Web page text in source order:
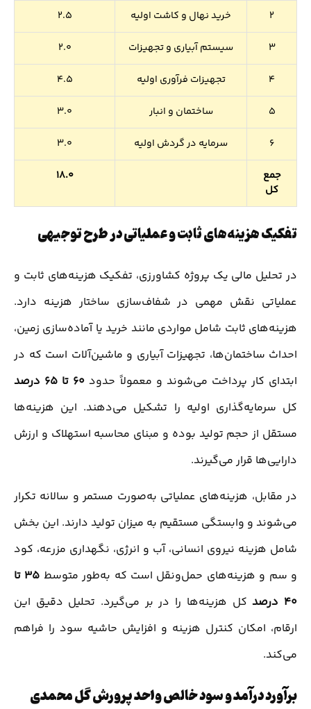
2 خرید نهال و کاشت اولیه 2.5
3 سیستم آبیاری و تجهیزات 2.0
4 تجهیزات فرآوری اولیه 4.5
5 ساختمان و انبار 3.0
6 سرمایه در گردش اولیه 3.0
جمع
کل
18.0
تفکیک هزینه‌های ثابت و عملیاتی در طرح توجیهی
در تحلیل مالی یک پروژه کشاورزی، تفکیک هزینه‌های ثابت و
عملیاتی نقش مهمی در شفاف‌سازی ساختار هزینه دارد.
هزینه‌های ثابت شامل مواردی مانند خرید یا آماده‌سازی زمین،
احداث ساختمان‌ها، تجهیزات آبیاری و ماشین‌آلات است که در
ابتدای کار پرداخت می‌شوند و معمولاً حدود ۶۰ تا ۶۵ درصد
کل سرمایه‌گذاری اولیه را تشکیل می‌دهند. این هزینه‌ها
مستقل از حجم تولید بوده و مبنای محاسبه استهلاک و ارزش
دارایی‌ها قرار می‌گیرند.
در مقابل، هزینه‌های عملیاتی به‌صورت مستمر و سالانه تکرار
می‌شوند و وابستگی مستقیم به میزان تولید دارند. این بخش
شامل هزینه نیروی انسانی، آب و انرژی، نگهداری مزرعه، کود
و سم و هزینه‌های حمل‌ونقل است که به‌طور متوسط
۳۵ تا
۴۰ درصد
کل هزینه‌ها را در بر می‌گیرد. تحلیل دقیق این
ارقام، امکان کنترل هزینه و افزایش حاشیه سود را فراهم
می‌کند.
برآورد درآمد و سود خالص واحد پرورش گل محمدی